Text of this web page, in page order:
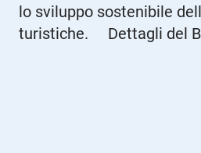
lo sviluppo sostenibile
turistiche. Dettagli del